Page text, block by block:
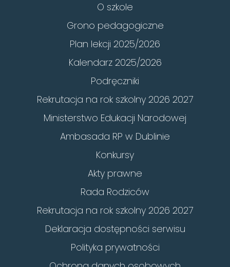
O szkole
Grono pedagogiczne
Plan lekcji 2025/2026
Kalendarz 2025/2026
Podręczniki
Rekrutacja na rok szkolny 2026 2027
Ministerstwo Edukacji Narodowej
Ambasada RP w Dublinie
Konkursy
Akty prawne
Rada Rodziców
Rekrutacja na rok szkolny 2026 2027
Deklaracja dostępności serwisu
Polityka prywatności